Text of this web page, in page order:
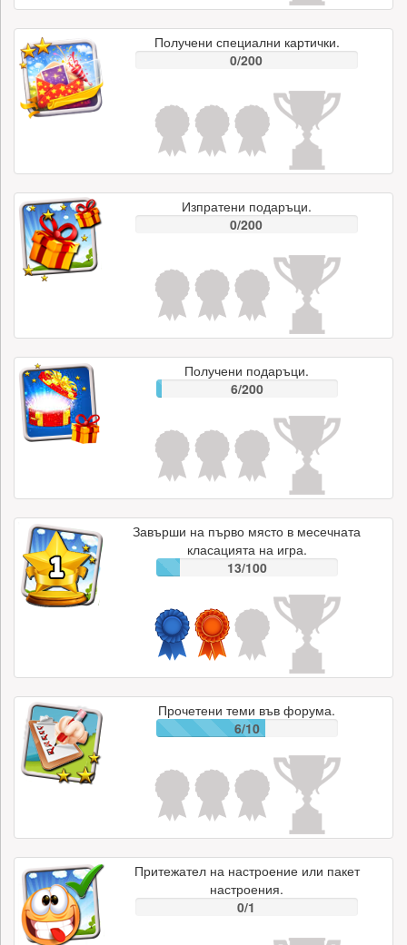
Получени специални картички.
0/200
Изпратени подаръци.
0/200
Получени подаръци.
6/200
Завърши на първо място в месечната
класацията на игра.
13/100
Прочетени теми във форума.
6/10
Притежател на настроение или пакет
настроения.
0/1